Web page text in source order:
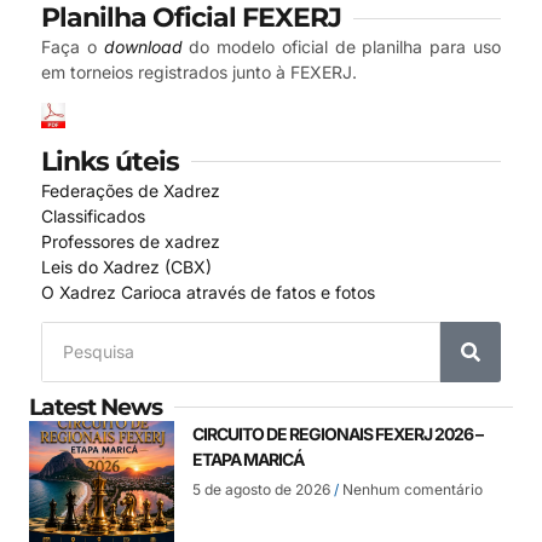
Planilha Oficial FEXERJ
Faça o downloaddo modelo oficial de planilha para uso
em torneios registrados junto à FEXERJ.
Links úteis
Federações de Xadrez
Classificados
Professores de xadrez
Leis do Xadrez (CBX)
O Xadrez Carioca através de fatos e fotos
Latest News
CIRCUITO DE REGIONAIS FEXERJ 2026 –
ETAPA MARICÁ
5 de agosto de 2026 Nenhum comentário